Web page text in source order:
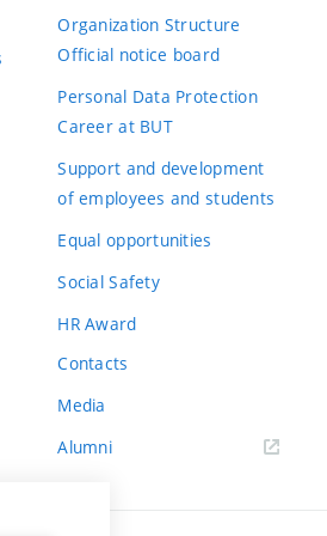
konfiguraci
na
konfiguraci
Celkově
z větší části
Logimic.
Organization Structure
Official notice board
Personal Data Protection
Career at BUT
Support and development
of employees and students
Equal opportunities
Social Safety
HR Award
Contacts
Media
Alumni